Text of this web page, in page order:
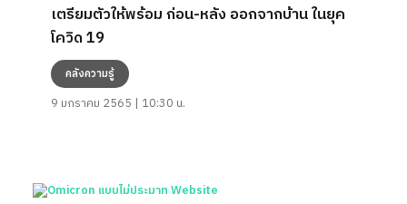
เตรียมตัวให้พร้อม ก่อน-หลัง ออกจากบ้าน ในยุค
โควิด 19
คลังความรู้
9 มกราคม 2565 | 10:30 น.